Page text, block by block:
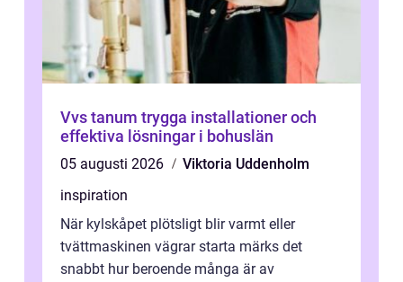
Vvs tanum trygga installationer och
effektiva lösningar i bohuslän
05 augusti 2026
Viktoria Uddenholm
inspiration
När kylskåpet plötsligt blir varmt eller
tvättmaskinen vägrar starta märks det
snabbt hur beroende många är av